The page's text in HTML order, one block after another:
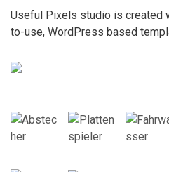
Useful Pixels studio is created
to-use, WordPress based